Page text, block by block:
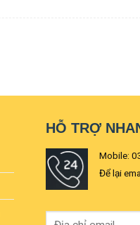
HỖ TRỢ
Mobile:
Để lại